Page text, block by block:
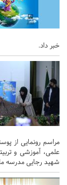
خبر داد.
مراسم رونمایی از
علمی، آموزشی و
شهید رجایی مدرسه